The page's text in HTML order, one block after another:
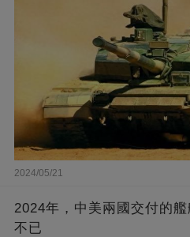
2024/05/21
2024年，中美兩國交付的
不已